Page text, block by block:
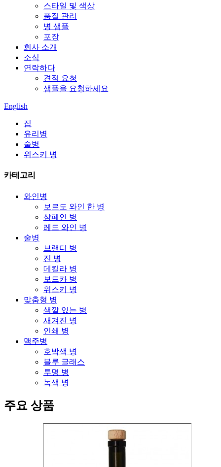
스타일 및 색상
품질 관리
병 샘플
포장
회사 소개
소식
연락하다
견적 요청
샘플을 요청하세요
English
집
유리병
술병
위스키 병
카테고리
와인병
보르도 와인 한 병
샴페인 병
레드 와인 병
술병
브랜디 병
진 병
데킬라 병
보드카 병
위스키 병
맞춤형 병
색깔 있는 병
새겨진 병
인쇄 병
맥주병
호박색 병
블루 글래스
투명 병
녹색 병
주요 상품